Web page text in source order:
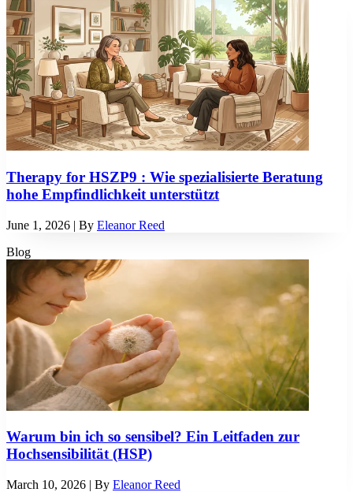
Therapy for HSZP9 : Wie spezialisierte Beratung
hohe Empfindlichkeit unterstützt
June 1, 2026 | By Eleanor Reed
Blog
Warum bin ich so sensibel? Ein Leitfaden zur
Hochsensibilität (HSP)
March 10, 2026 | By Eleanor Reed